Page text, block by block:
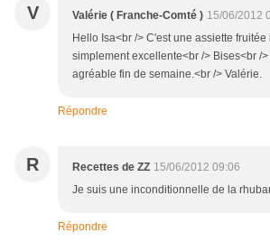
V Valérie ( Franche-Comté ) 15/06/2012
Hello Isa<br /> C'est une assiette
simplement excellente<br /> Bises<br /
agréable fin de semaine.<br /> Valérie.
Répondre
R Recettes de ZZ 15/06/2012 09:06
Je suis une inconditionnelle de la
Répondre